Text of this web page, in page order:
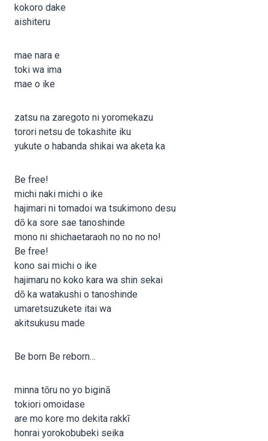
kokoro dake
aishiteru
mae nara e
toki wa ima
mae o ike
zatsu na zaregoto ni yoromekazu
torori netsu de tokashite iku
yukute o habanda shikai wa aketa ka
Be free!
michi naki michi o ike
hajimari ni tomadoi wa tsukimono desu
dō ka sore sae tanoshinde
mono ni shichaetaraoh no no no no!
Be free!
kono sai michi o ike
hajimaru no koko kara wa shin sekai
dō ka watakushi o tanoshinde
umaretsuzukete itai wa
akitsukusu made
Be born Be reborn…
minna tōru no yo biginā
tokiori omoidase
are mo kore mo dekita rakkī
honrai yorokobubeki seika